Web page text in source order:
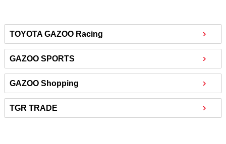
TOYOTA GAZOO Racing
GAZOO SPORTS
GAZOO Shopping
TGR TRADE